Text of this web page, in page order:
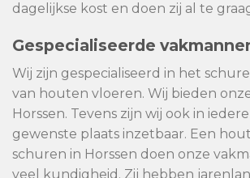
dagelijkse kost en doen zij al te
Gespecialiseerde
Wij zijn gespecialiseerd in het
van houten vloeren. Wij bieden
Horssen. Tevens zijn wij ook in
gewenste plaats inzetbaar. Een
schuren in Horssen doen onze
veel kundigheid. Zij hebben